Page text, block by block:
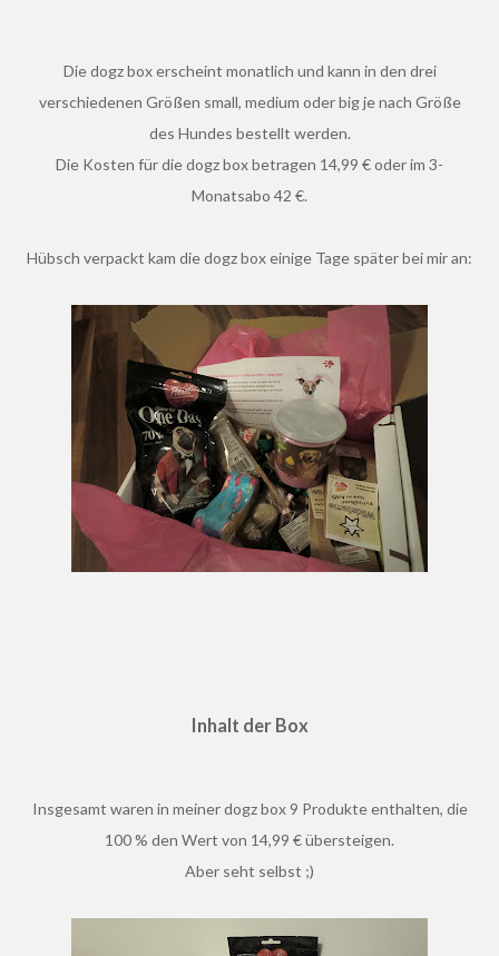
Die dogz box erscheint monatlich und kann in den drei
verschiedenen Größen small, medium oder big je nach Größe
des Hundes bestellt werden.
Die Kosten für die dogz box betragen 14,99 € oder im 3-
Monatsabo 42 €.
Hübsch verpackt kam die dogz box einige Tage später bei mir an:
Inhalt der Box
Insgesamt waren in meiner dogz box 9 Produkte enthalten, die
100 % den Wert von 14,99 € übersteigen.
Aber seht selbst ;)